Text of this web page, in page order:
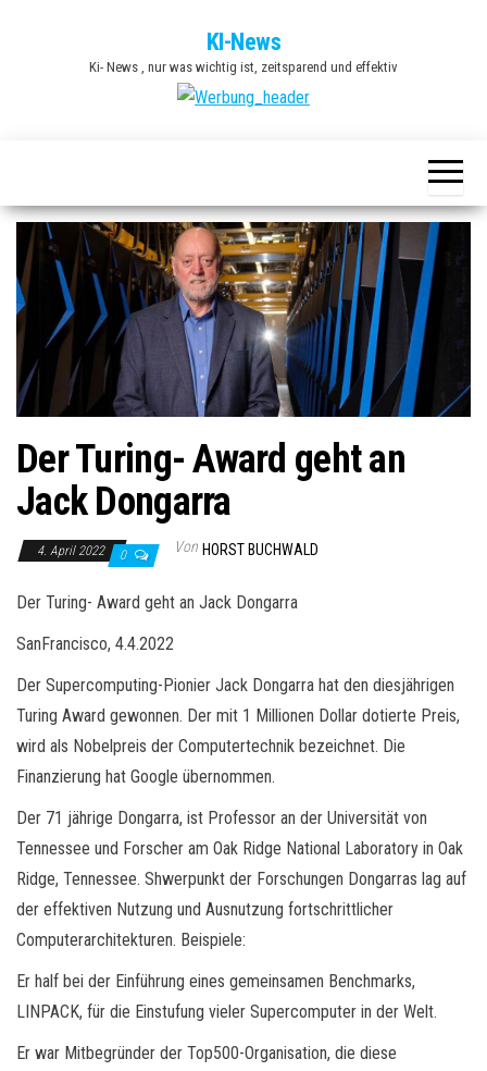
KI-News
Ki- News , nur was wichtig ist, zeitsparend und effektiv
Der Turing- Award geht an
Jack Dongarra
4. April 2022 0 Von HORST BUCHWALD
Der Turing- Award geht an Jack Dongarra
SanFrancisco, 4.4.2022
Der Supercomputing-Pionier Jack Dongarra hat den diesjährigen
Turing Award gewonnen. Der mit 1 Millionen Dollar dotierte Preis,
wird als Nobelpreis der Computertechnik bezeichnet. Die
Finanzierung hat Google übernommen.
Der 71 jährige Dongarra, ist Professor an der Universität von
Tennessee und Forscher am Oak Ridge National Laboratory in Oak
Ridge, Tennessee. Shwerpunkt der Forschungen Dongarras lag auf
der effektiven Nutzung und Ausnutzung fortschrittlicher
Computerarchitekturen. Beispiele:
Er half bei der Einführung eines gemeinsamen Benchmarks,
LINPACK, für die Einstufung vieler Supercomputer in der Welt.
Er war Mitbegründer der Top500-Organisation, die diese